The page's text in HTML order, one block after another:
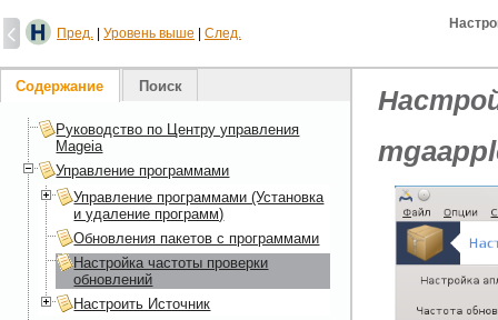
Пред. Уровень выше След.
Содержание Поиск
Руководство по Центру управления
Mageia
Управление программами
Управление программами (Установка
и удаление программ)
Обновления пакетов с программами
Настройка частоты проверки
обновлений
Настроить Источник